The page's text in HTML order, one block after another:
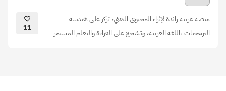
منصة عربية رائدة لإثراء المحتوى التقني، تركز على هندسة
البرمجيات باللغة العربية، وتشجع على القراءة والتعلم المستمر
11